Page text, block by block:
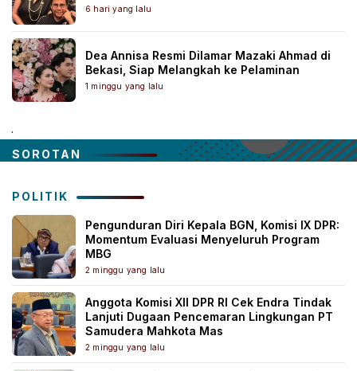
6 hari yang lalu
Dea Annisa Resmi Dilamar Mazaki Ahmad di
Bekasi, Siap Melangkah ke Pelaminan
1 minggu yang lalu
.
SOROTAN
POLITIK
Pengunduran Diri Kepala BGN, Komisi IX DPR:
Momentum Evaluasi Menyeluruh Program
MBG
2 minggu yang lalu
Anggota Komisi XII DPR RI Cek Endra Tindak
Lanjuti Dugaan Pencemaran Lingkungan PT
Samudera Mahkota Mas
2 minggu yang lalu